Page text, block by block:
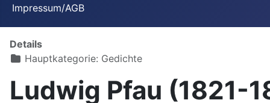
Impressum/AGB
Details
Hauptkategorie: Gedichte
Ludwig Pfau (1821-